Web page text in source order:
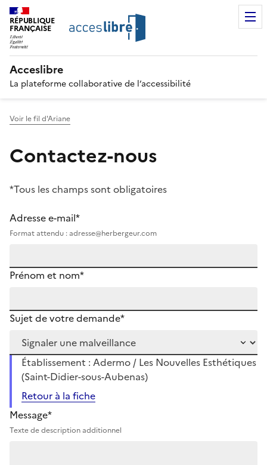
RÉPUBLIQUE
FRANÇAISE
Acceslibre
La plateforme collaborative de l’accessibilité
Voir le fil d'Ariane
Contactez-nous
*Tous les champs sont obligatoires
Adresse e-mail*
Format attendu : adresse@herbergeur.com
Prénom et nom*
Sujet de votre demande*
Établissement : Adermo / Les Nouvelles Esthétiques
(Saint-Didier-sous-Aubenas)
Retour à la fiche
Message*
Texte de description additionnel